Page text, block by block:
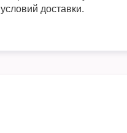
условий доставки.